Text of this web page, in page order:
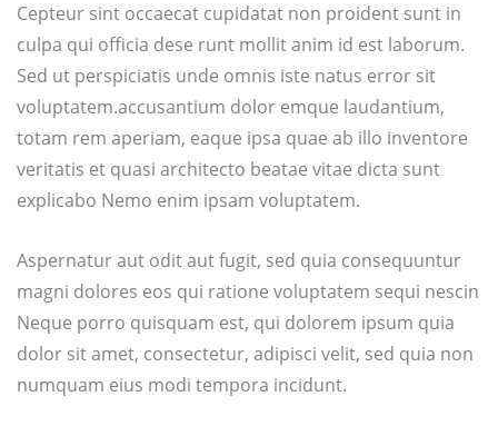
Cepteur sint occaecat cupidatat non proident sunt in
culpa qui officia dese runt mollit anim id est laborum.
Sed ut perspiciatis unde omnis iste natus error sit
voluptatem.accusantium dolor emque laudantium,
totam rem aperiam, eaque ipsa quae ab illo inventore
veritatis et quasi architecto beatae vitae dicta sunt
explicabo Nemo enim ipsam voluptatem.
Aspernatur aut odit aut fugit, sed quia consequuntur
magni dolores eos qui ratione voluptatem sequi nescin
Neque porro quisquam est, qui dolorem ipsum quia
dolor sit amet, consectetur, adipisci velit, sed quia non
numquam eius modi tempora incidunt.